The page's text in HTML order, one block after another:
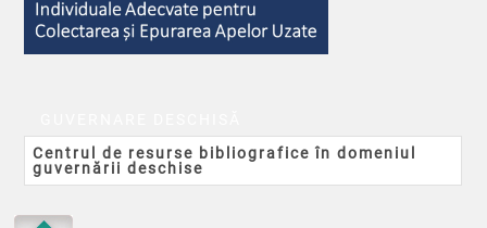
Centrul de resurse bibliografice în domeniul
guvernării deschise